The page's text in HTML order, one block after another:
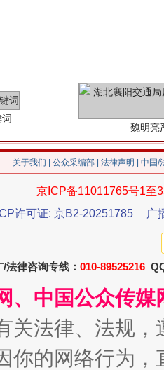
关于我们 公众采编部 法律声明 | 中国
京ICP备11011765号1至
许可证: 京B2-20251785
广
法律咨询专线： 010-89525216
、中国公众传
关法律、法规
你的网络行为